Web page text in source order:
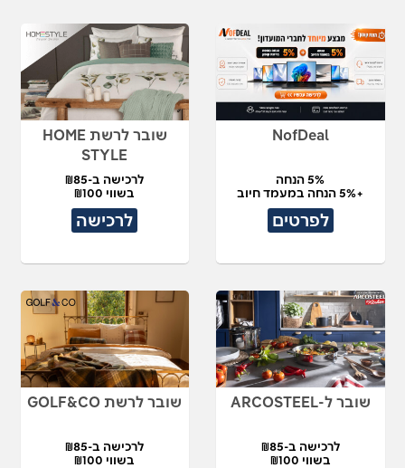
NofDeal
5% הנחה
+5% הנחה במעמד חיוב
לפרטים
שובר לרשת HOME
STYLE
לרכישה ב-₪85
בשווי ₪100
לרכישה
שובר ל-ARCOSTEEL
לרכישה ב-₪85
בשווי ₪100
שובר לרשת GOLF&CO
לרכישה ב-₪85
בשווי ₪100